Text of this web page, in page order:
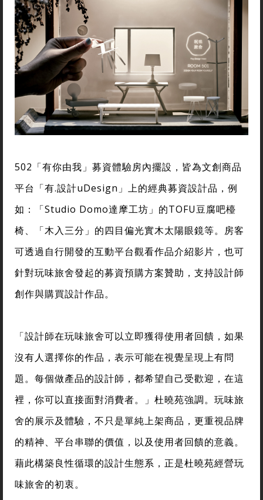
502「有你由我」募資體驗房內擺設，皆為文創商品
平台「有.設計uDesign」上的經典募資設計品，例
如：「Studio Domo達摩工坊」的TOFU豆腐吧檯
椅、「木入三分」的四目偏光實木太陽眼鏡等。房客
可透過自行開發的互動平台觀看作品介紹影片，也可
針對玩味旅舍發起的募資預購方案贊助，支持設計師
創作與購買設計作品。
「設計師在玩味旅舍可以立即獲得使用者回饋，如果
沒有人選擇你的作品，表示可能在視覺呈現上有問
題。每個做產品的設計師，都希望自己受歡迎，在這
裡，你可以直接面對消費者。」杜曉苑強調。玩味旅
舍的展示及體驗，不只是單純上架商品，更重視品牌
的精神、平台串聯的價值，以及使用者回饋的意義。
藉此構築良性循環的設計生態系，正是杜曉苑經營玩
味旅舍的初衷。